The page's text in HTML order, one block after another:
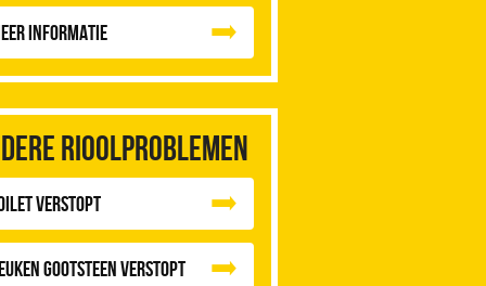
informatie
rioolproblemen
Verstopt
Gootsteen Verstopt